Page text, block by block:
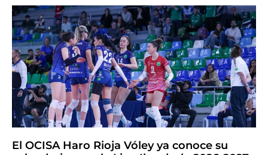
El OCISA Haro Rioja Vóley ya conoce su